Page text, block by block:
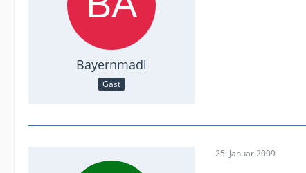
Bayernmadl
Gast
25. Januar 2009